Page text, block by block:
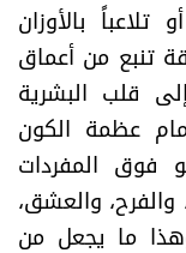
بالأوزان
تنبع من أعماق
قلب البشرية
عظمة الكون
فوق المفردات
والفرح، والعشق،
ما يجعل من